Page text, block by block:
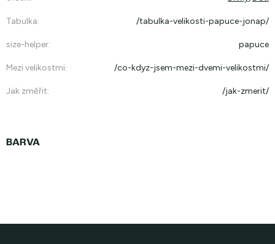
Tabulka: /tabulka-velikosti-papuce-jonap/
size-helper: papuce
Mezi velikostmi: /co-kdyz-jsem-mezi-dvemi-velikostmi/
Jak změřit: /jak-zmerit/